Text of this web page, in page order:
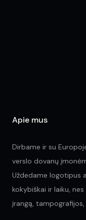
Apie mus
Dirbame ir su
verslo dovanų
Uždedame logotipus
kokybiškai ir laiku,
įrangą,